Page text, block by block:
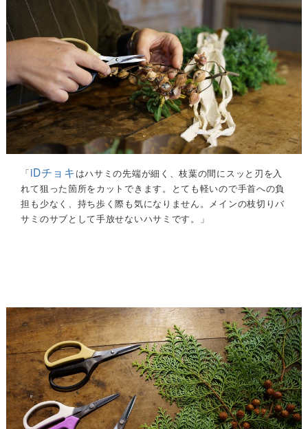
「iDチョキ はハサミの先端が細く、枝葉の間にスッと刃を入
れて狙った箇所をカットできます。とても軽いので手首への負
担も少なく、持ち歩く際も気になりません。メインの枝切りバ
サミのサブとして手放せないハサミです。」